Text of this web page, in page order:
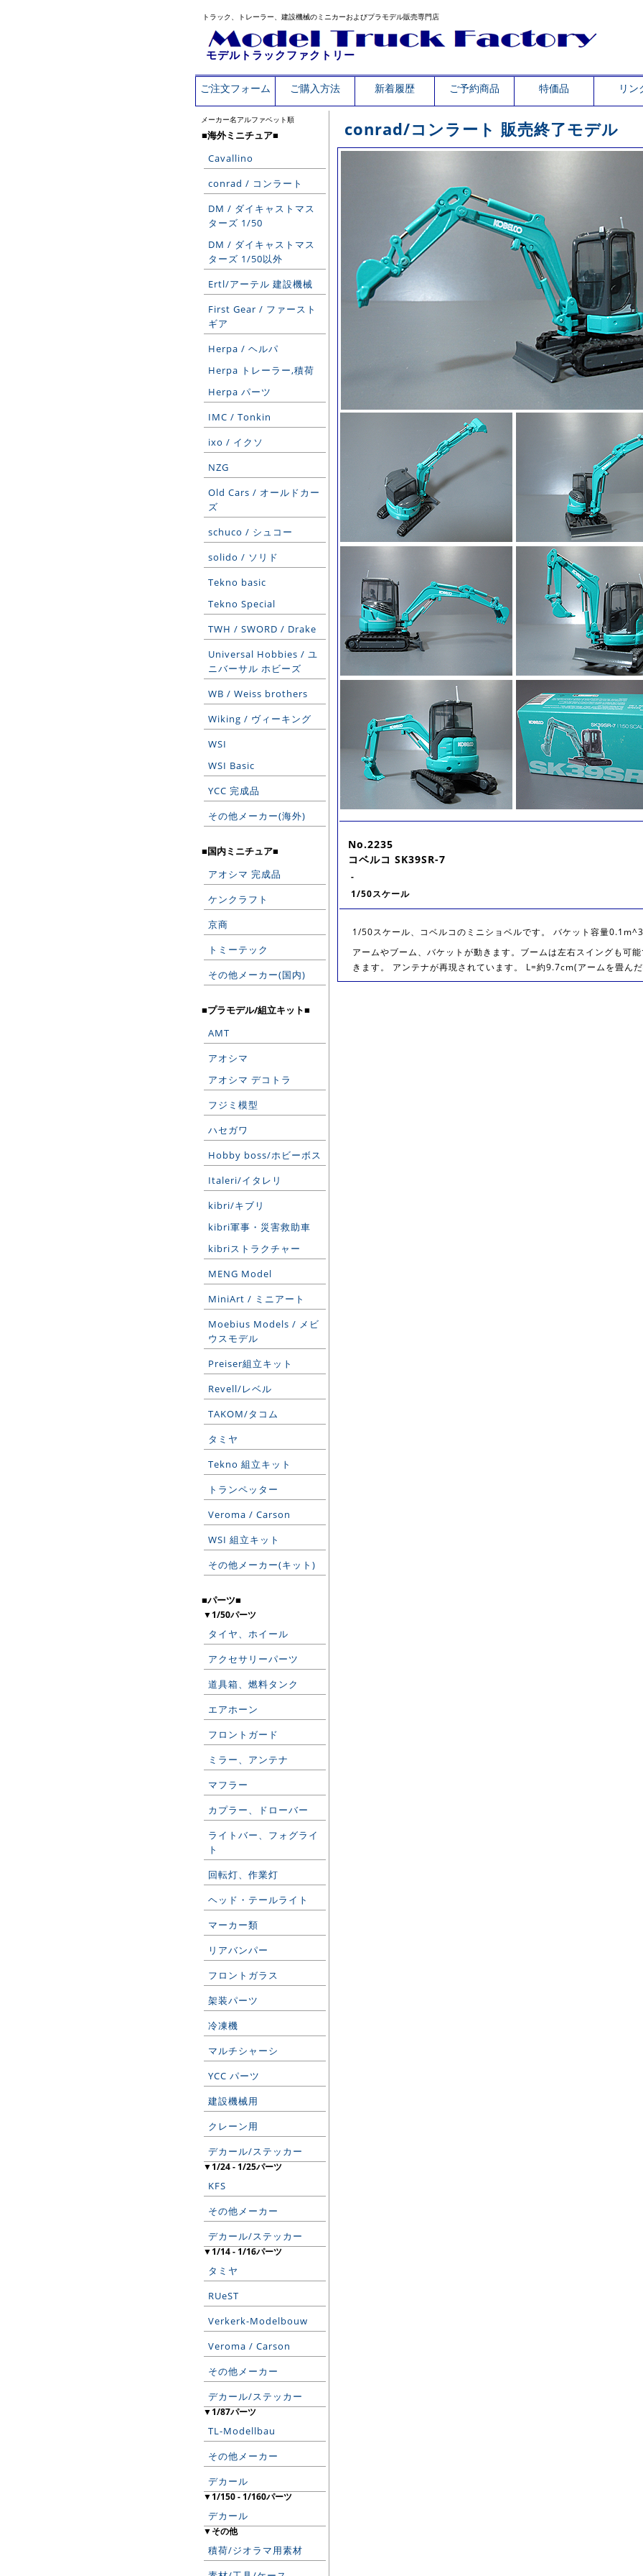
トラック、トレーラー、建設機械のミニカーおよびプラモデル販売専門店
モデルトラックファクトリー
ご注文フォーム ご購入方法 新着履歴 ご予約商品 特価品 リン
メーカー名アルファベット順
■海外ミニチュア■
Cavallino
conrad / コンラート
DM / ダイキャストマス
ターズ 1/50
DM / ダイキャストマス
ターズ 1/50以外
Ertl/アーテル 建設機械
First Gear / ファースト
ギア
Herpa / ヘルパ
Herpa トレーラー,積荷
Herpa パーツ
IMC / Tonkin
ixo / イクソ
NZG
Old Cars / オールドカー
ズ
schuco / シュコー
solido / ソリド
Tekno basic
Tekno Special
TWH / SWORD / Drake
Universal Hobbies / ユ
ニバーサル ホビーズ
WB / Weiss brothers
Wiking / ヴィーキング
WSI
WSI Basic
YCC 完成品
その他メーカー(海外)
■国内ミニチュア■
アオシマ 完成品
ケンクラフト
京商
トミーテック
その他メーカー(国内)
■プラモデル/組立キット■
AMT
アオシマ
アオシマ デコトラ
フジミ模型
ハセガワ
Hobby boss/ホビーボス
Italeri/イタレリ
kibri/キブリ
kibri軍事・災害救助車
kibriストラクチャー
MENG Model
MiniArt / ミニアート
Moebius Models / メビ
ウスモデル
Preiser組立キット
Revell/レベル
TAKOM/タコム
タミヤ
Tekno 組立キット
トランペッター
Veroma / Carson
WSI 組立キット
その他メーカー(キット)
■パーツ■
▼1/50パーツ
タイヤ、ホイール
アクセサリーパーツ
道具箱、燃料タンク
エアホーン
フロントガード
ミラー、アンテナ
マフラー
カプラー、ドローバー
ライトバー、フォグライ
ト
回転灯、作業灯
ヘッド・テールライト
マーカー類
リアバンパー
フロントガラス
架装パーツ
冷凍機
マルチシャーシ
YCC パーツ
建設機械用
クレーン用
デカール/ステッカー
▼1/24 - 1/25パーツ
KFS
その他メーカー
デカール/ステッカー
▼1/14 - 1/16パーツ
タミヤ
RUeST
Verkerk-Modelbouw
Veroma / Carson
その他メーカー
デカール/ステッカー
▼1/87パーツ
TL-Modellbau
その他メーカー
デカール
▼1/150 - 1/160パーツ
デカール
▼その他
積荷/ジオラマ用素材
conrad/コンラート 販売終了モデル
No.2235
コベルコ SK39SR-7
-
1/50スケール
1/50スケール、コベルコのミニショベルです。 バケット容量
アームやブーム、バケットが動きます。ブームは左右スイングも可
きます。 アンテナが再現されています。 L=約9.7cm(アームを畳ん